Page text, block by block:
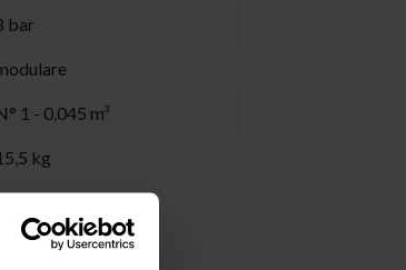
bar
1 - 0,045 m³
kg